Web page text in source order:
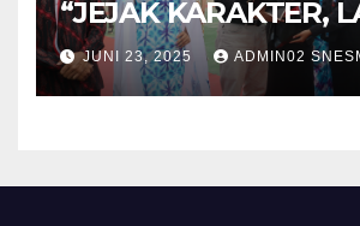
“JEJAK KARAKTER,
MASA DEPAN”
JUNI 23, 2025 ADMIN02